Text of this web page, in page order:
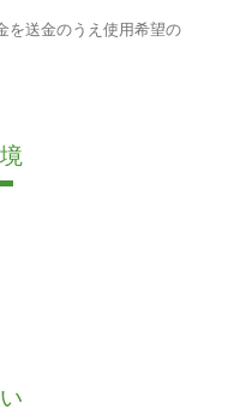
を送金のうえ使用希望の